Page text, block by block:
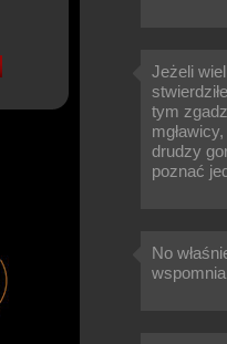
Jeżeli
tym
drudzy
poznać
No